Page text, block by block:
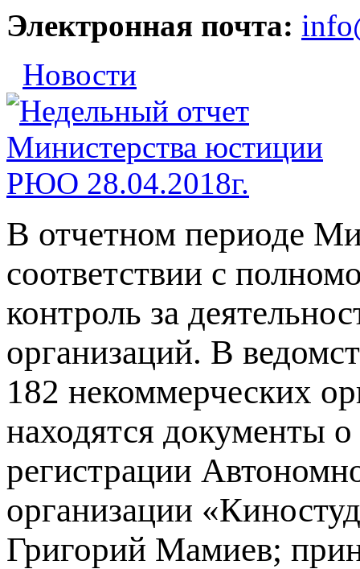
Электронная почта:
Новости
В отчетном периоде
соответствии с
контроль за
организаций. В
182 некоммерческих
находятся документы о
регистрации
организации
Григорий Мамиев;